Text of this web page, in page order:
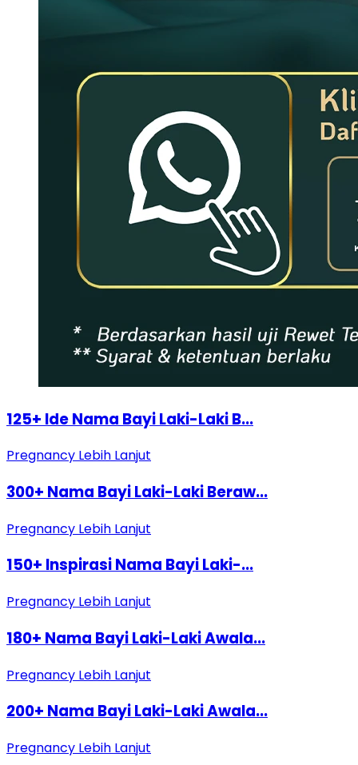
125+ Ide Nama Bayi Laki-Laki B...
Pregnancy Lebih Lanjut
300+ Nama Bayi Laki-Laki Beraw...
Pregnancy Lebih Lanjut
150+ Inspirasi Nama Bayi Laki-...
Pregnancy Lebih Lanjut
180+ Nama Bayi Laki-Laki Awala...
Pregnancy Lebih Lanjut
200+ Nama Bayi Laki-Laki Awala...
Pregnancy Lebih Lanjut